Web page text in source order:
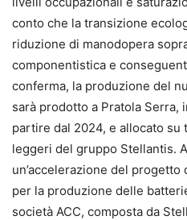
conto che la transizione
riduzione di manodopera
componentistica e
conferma, la produzione del
sarà prodotto a Pratola Serra,
partire dal 2024, e allocato
leggeri del gruppo Stellantis.
un’accelerazione del
per la produzione delle
società ACC, composta da